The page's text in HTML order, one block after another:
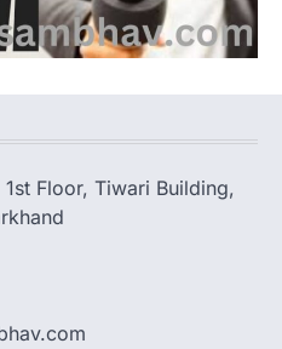
Floor, Tiwari Building,